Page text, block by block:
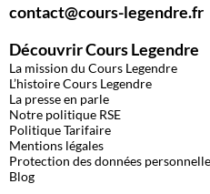
contact@cours-legendre.fr
Découvrir Cours Legendre
La mission du Cours Legendre
L’histoire Cours Legendre
La presse en parle
Notre politique RSE
Politique Tarifaire
Mentions légales
Protection des données
Blog